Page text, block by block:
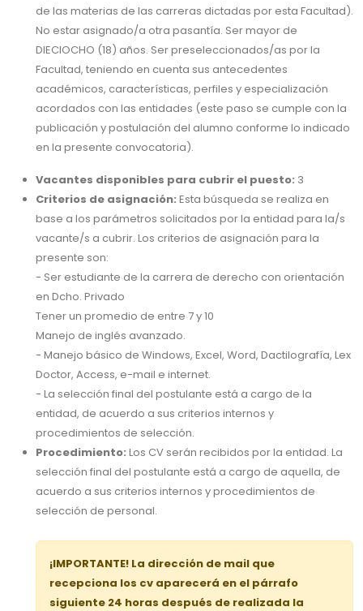
de las materias de las carreras dictadas por esta Facultad).
No estar asignado/a otra pasantía. Ser mayor de
DIECIOCHO (18) años. Ser preseleccionados/as por la
Facultad, teniendo en cuenta sus antecedentes
académicos, características, perfiles y especialización
acordados con las entidades (este paso se cumple con la
publicación y postulación del alumno conforme lo indicado
en la presente convocatoria).
Vacantes disponibles para cubrir el puesto: 3
Criterios de asignación: Esta búsqueda se realiza en
base a los parámetros solicitados por la entidad para la/s
vacante/s a cubrir. Los criterios de asignación para la
presente son:
- Ser estudiante de la carrera de derecho con orientación
en Dcho. Privado
Tener un promedio de entre 7 y 10
Manejo de inglés avanzado.
- Manejo básico de Windows, Excel, Word, Dactilografía, Lex
Doctor, Access, e-mail e internet.
- La selección final del postulante está a cargo de la
entidad, de acuerdo a sus criterios internos y
procedimientos de selección.
Procedimiento: Los CV serán recibidos por la entidad. La
selección final del postulante está a cargo de aquella, de
acuerdo a sus criterios internos y procedimientos de
selección de personal.
¡IMPORTANTE! La dirección de mail que
recepciona los cv aparecerá en el párrafo
siguiente 24 horas después de realizada la